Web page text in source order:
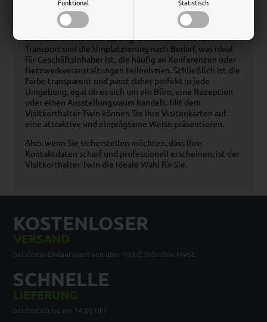
Funktional Statistisch
Trotz seines robusten Designs und seiner Kapazität für
bis zu zwei Visitenkarten wiegt der Visitkorthalter Twin
überraschend leichte 0,08 kg. Dies erleichtert den
Transport und die Umplatzierung nach Bedarf, was ideal
für Geschäftsinhaber ist, die häufig an Konferenzen oder
Netzwerkveranstaltungen teilnehmen. Schließlich ist die
Farbe transparent und passt daher perfekt in jede
Umgebung, egal ob es sich um ein Büro, eine Rezeption
oder einen Ausstellungsraum handelt. Mit dem
Visitkorthalter Twin können Sie Ihre Visitenkarten auf
eine attraktive und einprägsame Weise präsentieren.
Also, wenn Sie sicherstellen möchten, dass Ihre
Kontaktdaten scharf und professionell erscheinen, ist der
Visitkorthalter Twin die ideale Wahl für Sie.
KOSTENLOSER
VERSAND
bei einem Einkaufswert von über 100 EURO ohne MwSt.
SCHNELLE
LIEFERUNG
bei Bestellung vor 14.00 Uhr